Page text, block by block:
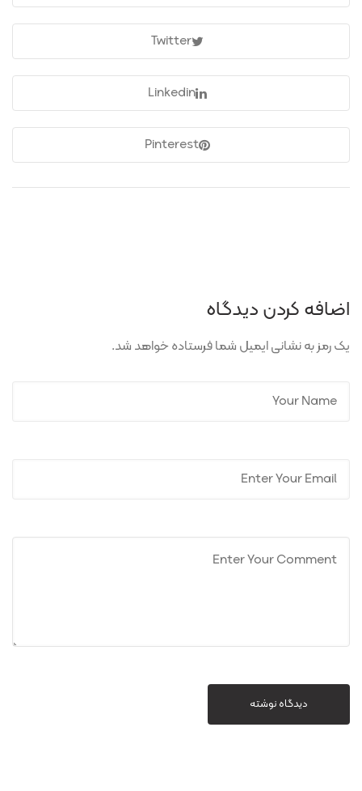
Twitter
Linkedin
Pinterest
اضافه کردن دیدگاه
یک رمز به نشانی ایمیل شما فرستاده خواهد شد.
دیدگاه نوشته